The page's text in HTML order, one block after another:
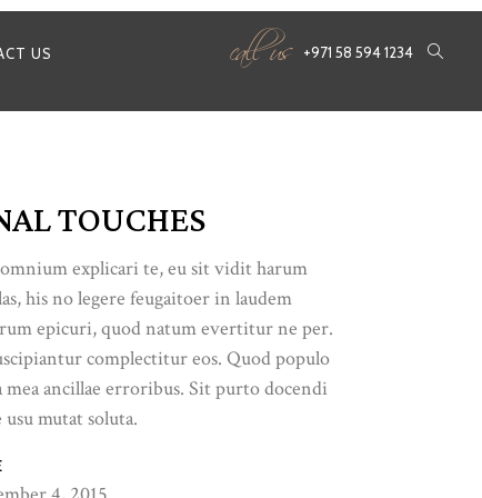
US call us +971 58 594 1234
TOUCHES
explicari te, eu sit vidit harum
his no legere feugaitoer in laudem
epicuri, quod natum evertitur ne per.
complectitur eos. Quod populo
mea ancillae erroribus. Sit purto docendi
usu mutat soluta.